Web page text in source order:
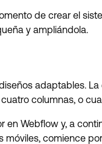
de crear el
y ampliándola.
adaptables.
columnas, o
Webflow y, a
móviles, comience por